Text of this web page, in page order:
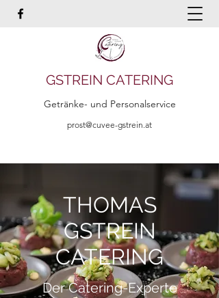
GSTREIN CATERING
Getränke- und Personalservice
prost@cuvee-gstrein.at
THOMAS
GSTREIN
CATERING
Der Catering-Experte